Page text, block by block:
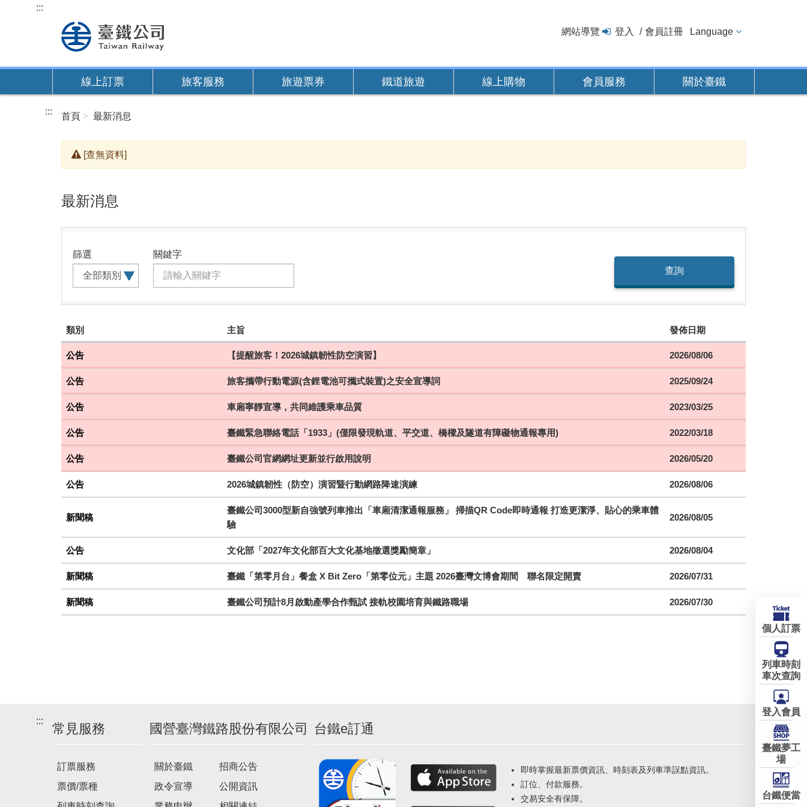
內
:::
網站導覽 登入 會員註冊 Language
線上訂票 旅客服務 旅遊票券 鐵道旅遊 線上購物 會員服務 關於臺鐵
::: 首頁 最新消息
[查無資料]
最新消息
篩選
關鍵字
查詢
建
議
搭
乘
車
次
類別 主旨 發佈日期
公告 【提醒旅客！2026城鎮韌性防空演習】 2026/08/06
公告 旅客攜帶行動電源(含鋰電池可攜式裝置)之安全宣導詞 2025/09/24
公告 車廂寧靜宣導，共同維護乘車品質 2023/03/25
公告 臺鐵緊急聯絡電話「1933」(僅限發現軌道、平交道、橋樑及隧道有障礙物通報專用) 2022/03/18
公告 臺鐵公司官網網址更新並行啟用說明 2026/05/20
公告 2026城鎮韌性（防空）演習暨行動網路降速演練 2026/08/06
新聞稿
臺鐵公司3000型新自強號列車推出「車廂清潔通報服務」 掃描QR Code即時通報 打造更潔淨、貼心的乘車體
驗
2026/08/05
公告 文化部「2027年文化部百大文化基地徵選獎勵簡章」 2026/08/04
新聞稿 臺鐵「第零月台」餐盒 X Bit Zero「第零位元」主題 2026臺灣文博會期間 聯名限定開賣 2026/07/31
新聞稿 臺鐵公司預計8月啟動產學合作甄試 接軌校園培育與鐵路職場 2026/07/30
:::
常見服務
訂票服務
票價/票種
國營臺灣鐵路股份有限公司
關於臺鐵
政令宣導
招商公告
公開資訊
台鐵e訂通
即時掌握最新票價資訊、時刻表及列車準誤點資訊。
訂位、付款服務。
交易安全有保障。
個人訂票
列車時刻
車次查詢
登入會員
臺鐵夢工
場
台鐵便當